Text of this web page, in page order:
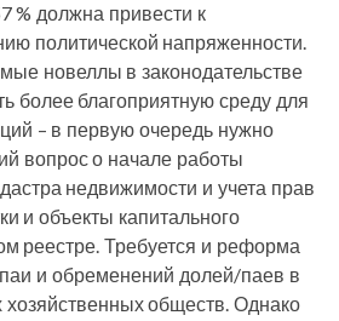
% должна привести к
политической напряженности.
новеллы в законодательстве
более благоприятную среду для
– в первую очередь нужно
вопрос о начале работы
недвижимости и учета прав
и объекты капитального
реестре. Требуется и реформа
и обременений долей/паев в
хозяйственных обществ. Однако